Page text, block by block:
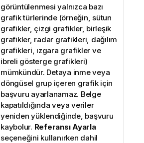
görüntülenmesi yalnızca bazı
grafik türlerinde (örneğin, sütun
grafikler, çizgi grafikler, birleşik
grafikler, radar grafikleri, dağılım
grafikleri, ızgara grafikler ve
ibreli gösterge grafikleri)
mümkündür. Detaya inme veya
döngüsel grup içeren grafik için
başvuru ayarlanamaz. Belge
kapatıldığında veya veriler
yeniden yüklendiğinde, başvuru
kaybolur. Referansı Ayarla
seçeneğini kullanırken dahil